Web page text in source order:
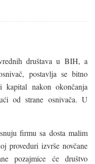
društava u BIH, a
postavlja se bitno
nakon okončanja
od strane osnivača. U
firmu sa dosta malim
proveduri izvrše novčane
pozajmice će društvo